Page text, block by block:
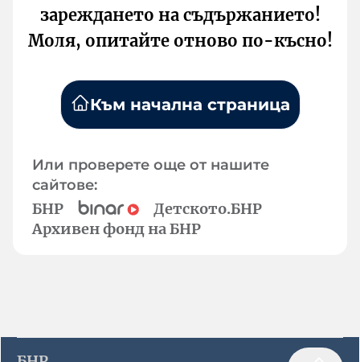
зареждането на съдържанието!
Моля, опитайте отново по-късно!
Към начална страница
Или проверете още от нашите
сайтове:
БНР
Детското.БНР
Архивен фонд на БНР